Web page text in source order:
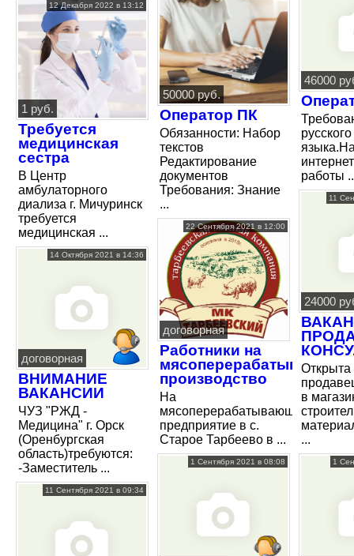
12 Декабря 2022 в 13:12
1 руб.
Требуется
медицинская
сестра
В Центр
амбулаторного
диализа г. Мичуринск
требуется
медицинская ...
14 Октября 2021 в 14:36
договорная
ВНИМАНИЕ
ВАКАНСИИ
ЧУЗ "РЖД -
Медицина" г. Орск
(Оренбургская
область)требуются:
-Заместитель ...
11 Сентября 2021 в 09:34
50000 руб.
Оператор ПК
Обязанности: Набор
текстов
Редактирование
документов
Требования: Знание
...
22 Сентября 2021 в 12:00
договорная
Работники на
мясоперерабатывающее
производство
На
мясоперерабатывающее
предприятие в с.
Старое Тарбеево в ...
1 Сентября 2021 в 08:08
46000
русского
работы
11
24000
Открыта
в
...
1